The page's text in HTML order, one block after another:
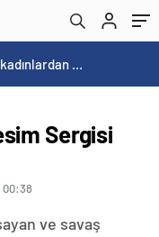
Norweç silahlı kuvvetleri kadınlardan oluşan özel kuvvetler eğitimlerini başlattı.
Sergisi
00:38
ve savaş